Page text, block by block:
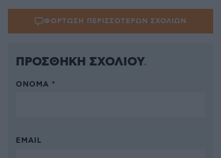
ΦΟΡΤΩΣΗ ΠΕΡΙΣΣΟΤΕΡΩΝ ΣΧΟΛΙΩΝ
ΠΡΟΣΘΗΚΗ ΣΧΟΛΙΟΥ
ΌΝΟΜΑ *
EMAIL